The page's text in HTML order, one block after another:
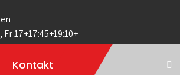
Fr 17+17:45+19:10+
Kontakt